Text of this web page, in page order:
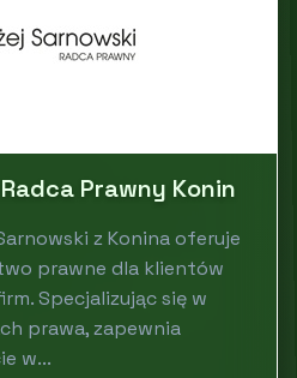
Prawny Konin
z Konina oferuje
prawne dla klientów
Specjalizując się w
prawa, zapewnia
w...